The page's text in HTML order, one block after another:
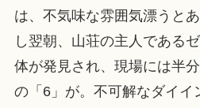
は、不気味な雰囲気漂うと
し翌朝、山荘の主人である
体が発見され、現場には半
の「6」が。不可解なダイイ